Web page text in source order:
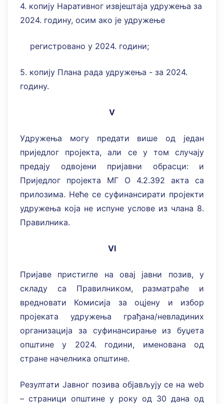
4. копију Наративног извјештаја удружења за
2024. годину, осим ако је удружење
регистровано у 2024. години;
5. копију Плана рада удружења - за 2024.
годину.
V
Удружења могу предати више од један
приједлог пројекта, али се у том случају
предају одвојени пријавни обрасци: и
Приједлог пројекта МГ О 4.2.392 акта са
прилозима. Нeће се суфинансирати пројекти
удружења која не испуне услове из члана 8.
Правилника.
VI
Пријаве пристигле на овај јавни позив, у
складу са Правилником, разматраће и
вредновати Комисија за оцјену и избор
пројеката удружења грађана/невладиних
организација за суфинансирање из буџета
општине у 2024. години, именована од
стране начелника општине.
Резултати Јавног позива објављују се на web
– страници општине у року од 30 дана од